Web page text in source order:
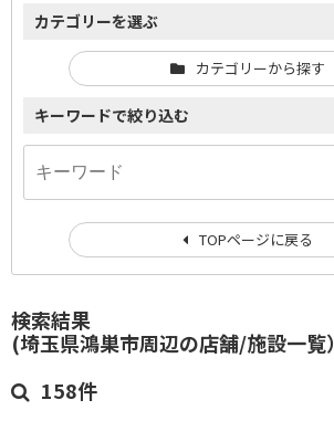
検索結果
(埼玉県鴻巣市周辺の店舗/施設一覧）
158件
カテゴリーを選ぶ
カテゴリーから探す
キーワードで絞り込む
TOPページに戻る